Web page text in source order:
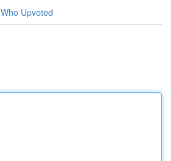
Who Upvoted